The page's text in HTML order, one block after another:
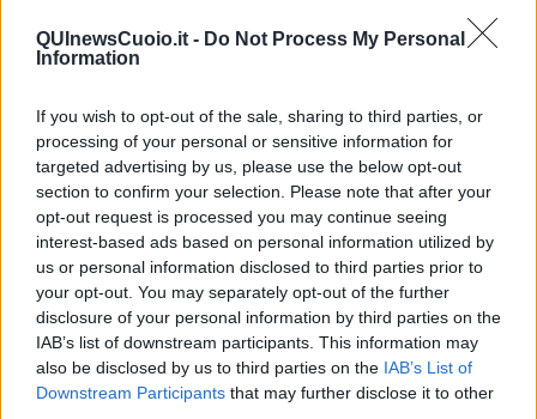
QUInewsCuoio.it - Do Not Process My Personal
Information
If you wish to opt-out of the sale, sharing to third parties, or
processing of your personal or sensitive information for
targeted advertising by us, please use the below opt-out
section to confirm your selection. Please note that after your
opt-out request is processed you may continue seeing
interest-based ads based on personal information utilized by
us or personal information disclosed to third parties prior to
your opt-out. You may separately opt-out of the further
disclosure of your personal information by third parties on the
IAB’s list of downstream participants. This information may
also be disclosed by us to third parties on the IAB’s List of
Downstream Participants that may further disclose it to other
O sonho de um prisioneiro
Memòrias
Scrivi
Bestiario
Pillole
Veglia
​“D” come delitto
Belle lettere
25 Aprile
Todo el bien, todo el mal
Silenzio
Le parole
​L’Australiana
Le stelle del jazz